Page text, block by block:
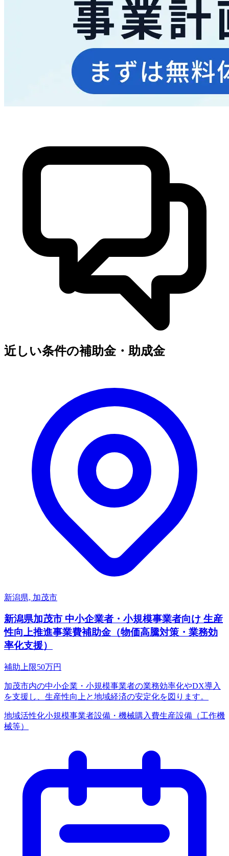
近しい条件の補助金・助成金
新潟県, 加茂市
新潟県加茂市 中小企業者・小規模事業者向け 生産
性向上推進事業費補助金（物価高騰対策・業務効
率化支援）
補助上限50万円
加茂市内の中小企業・小規模事業者の業務効率化やDX導入
を支援し、生産性向上と地域経済の安定化を図ります。
地域活性化小規模事業者設備・機械購入費生産設備（工作機
械等）